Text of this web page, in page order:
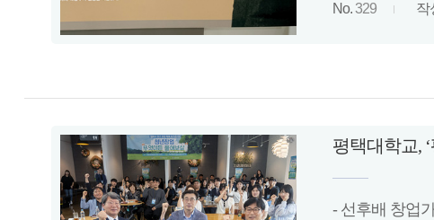
No.329 작
평택대학교,
- 선후배 창업